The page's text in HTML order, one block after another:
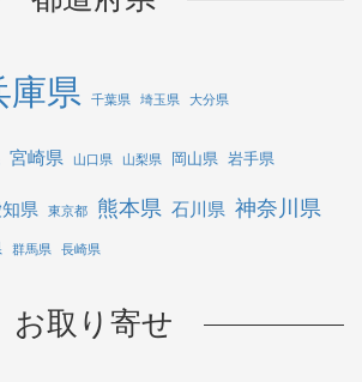
庫県 千葉県 埼玉県 大分県
宮崎県 山口県 山梨県 岡山県 岩手県
県 東京都 熊本県 石川県 神奈川県
群馬県 長崎県
お取り寄せ